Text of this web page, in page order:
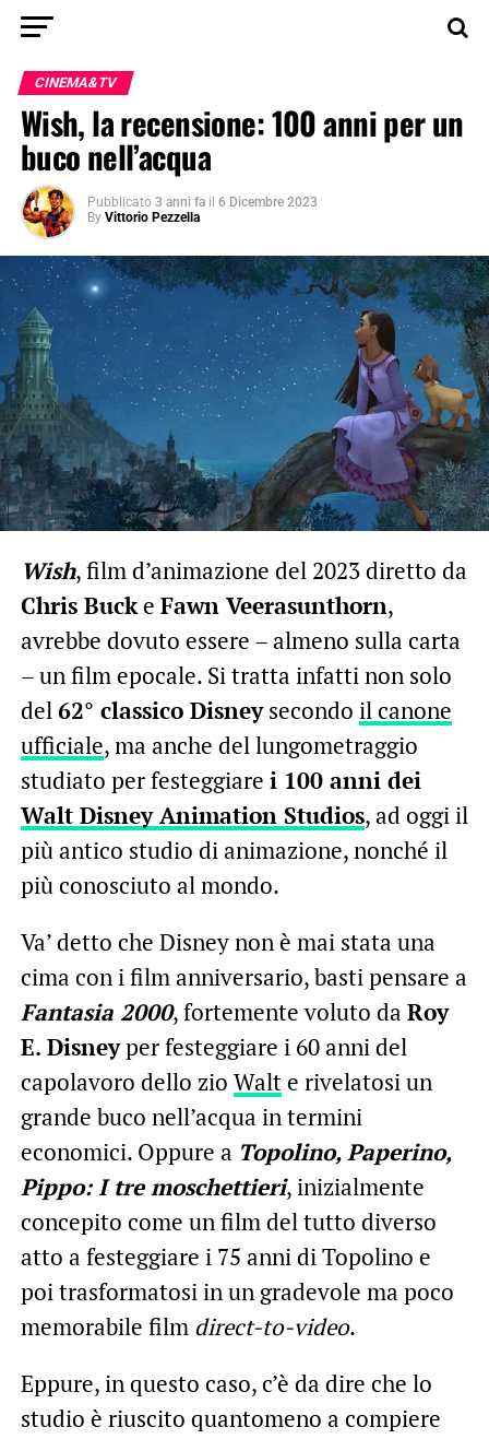
CINEMA&TV
Wish, la recensione: 100 anni per un
buco nell’acqua
Pubblicato 3 anni fa il 6 Dicembre 2023
By Vittorio Pezzella
Wish, film d’animazione del 2023 diretto da
Chris Bucke Fawn Veerasunthorn,
avrebbe dovuto essere – almeno sulla carta
– un film epocale. Si tratta infatti non solo
del62° classico Disneysecondo il canone
ufficiale, ma anche del lungometraggio
studiato per festeggiare i 100 anni dei
Walt Disney Animation Studios, ad oggi il
più antico studio di animazione, nonché il
più conosciuto al mondo.
Va’ detto che Disney non è mai stata una
cima con i film anniversario, basti pensare a
Fantasia 2000, fortemente voluto da Roy
E. Disneyper festeggiare i 60 anni del
capolavoro dello zio Walte rivelatosi un
grande buco nell’acqua in termini
economici. Oppure a Topolino, Paperino,
Pippo: I tre moschettieri, inizialmente
concepito come un film del tutto diverso
atto a festeggiare i 75 anni di Topolino e
poi trasformatosi in un gradevole ma poco
memorabile film direct-to-video.
Eppure, in questo caso, c’è da dire che lo
studio è riuscito quantomeno a compiere